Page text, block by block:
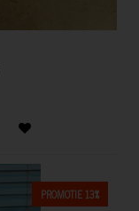
PROMOTIE 13%